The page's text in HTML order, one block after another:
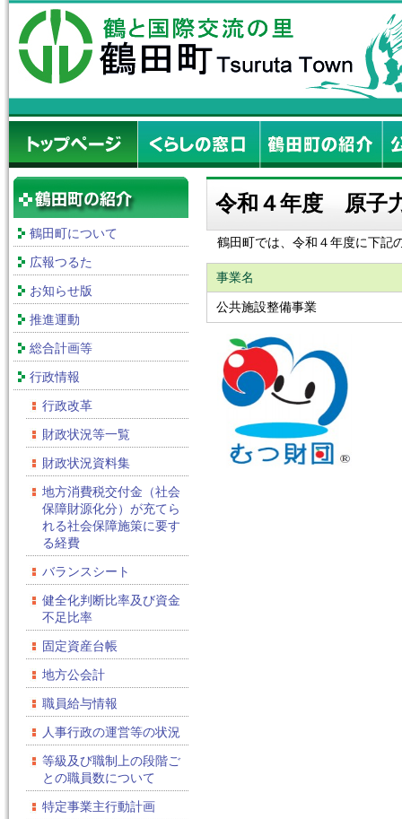
鶴田町について
広報つるた
お知らせ版
推進運動
総合計画等
行政情報
行政改革
財政状況等一覧
財政状況資料集
地方消費税交付金（社会
保障財源化分）が充てら
れる社会保障施策に要す
る経費
バランスシート
健全化判断比率及び資金
不足比率
固定資産台帳
地方公会計
職員給与情報
人事行政の運営等の状況
等級及び職制上の段階ご
との職員数について
特定事業主行動計画
令和４年度 原子
鶴田町では、令和４年度に下記
事業名
公共施設整備事業